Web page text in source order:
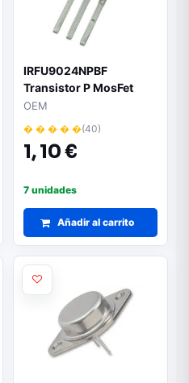
IRFU9024NPBF
Transistor P MosFet
55V 11A 38W IPAK
OEM
� � � � �(40)
1,10 €
7 unidades
Añadir al carrito